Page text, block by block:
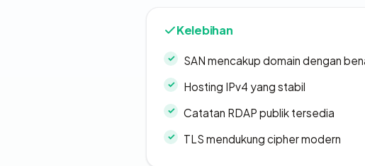
Kelebihan
SAN mencakup domain dengan
Hosting IPv4 yang stabil
Catatan RDAP publik tersedia
TLS mendukung cipher modern